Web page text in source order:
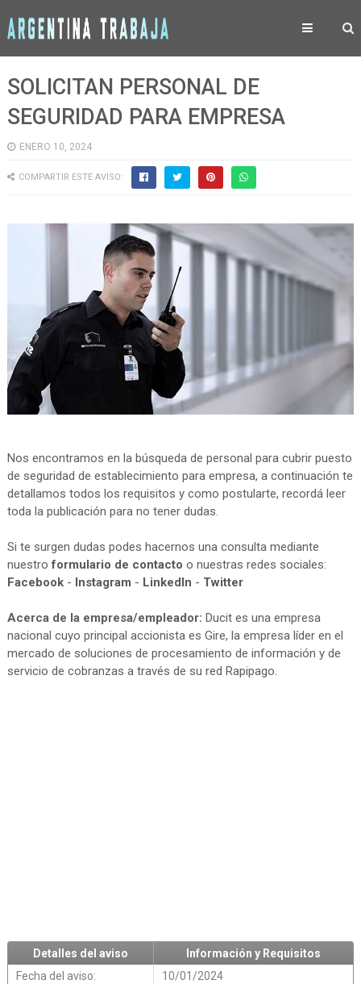
SOLICITAN PERSONAL DE
SEGURIDAD PARA EMPRESA
ENERO 10, 2024
COMPARTIR ESTE AVISO:
Nos encontramos en la búsqueda de personal para cubrir puesto
de seguridad de establecimiento para empresa, a continuación te
detallamos todos los requisitos y como postularte, recordá leer
toda la publicación para no tener dudas.
Si te surgen dudas podes hacernos una consulta mediante
nuestroformulario de contacto o nuestras redes sociales:
Facebook- Instagram - LinkedIn - Twitter
Acerca de la empresa/empleador: Ducit es una empresa
nacional cuyo principal accionista es Gire, la empresa líder en el
mercado de soluciones de procesamiento de información y de
servicio de cobranzas a través de su red Rapipago.
Detalles del aviso
Información y Requisitos
Fecha del aviso:
10/01/2024